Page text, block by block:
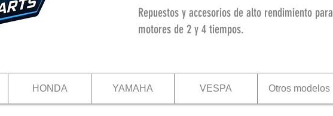
Repuestos y accesorios de alto rendimiento para
motores de 2 y 4 tiempos.
HONDA YAMAHA VESPA Otros modelos